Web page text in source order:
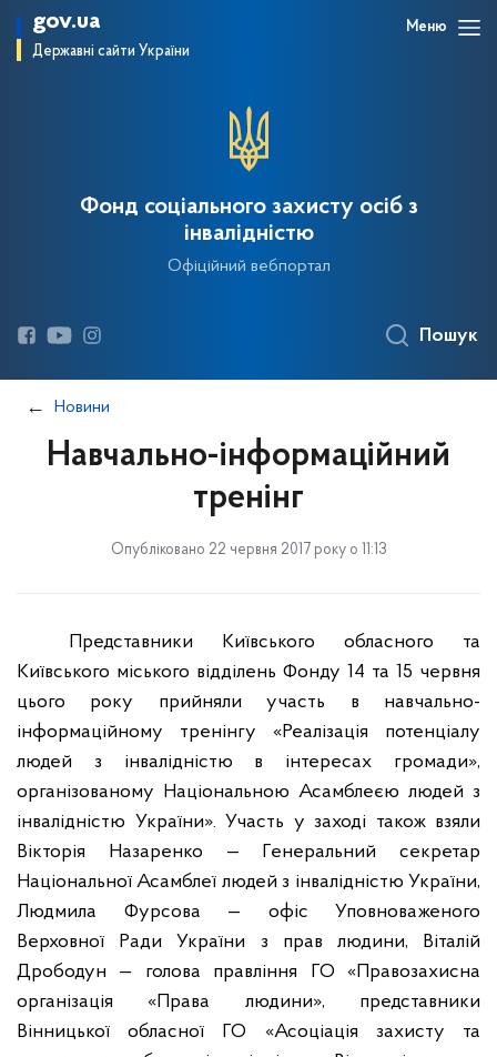
gov.ua
Державні сайти України
Меню
Фонд соціального захисту осіб з
інвалідністю
Офіційний вебпортал
Пошук
Новини
Навчально-інформаційний
тренінг
Опубліковано 22 червня 2017 року о 11:13
Представники Київського обласного та
Київського міського відділень Фонду 14 та 15 червня
цього року прийняли участь в навчально-
інформаційному тренінгу «Реалізація потенціалу
людей з інвалідністю в інтересах громади»,
організованому Національною Асамблеєю людей з
інвалідністю України». Участь у заході також взяли
Вікторія Назаренко — Генеральний секретар
Національної Асамблеї людей з інвалідністю України,
Людмила Фурсова — офіс Уповноваженого
Верховної Ради України з прав людини, Віталій
Дрободун — голова правління ГО «Правозахисна
організація «Права людини», представники
Вінницької обласної ГО «Асоціація захисту та